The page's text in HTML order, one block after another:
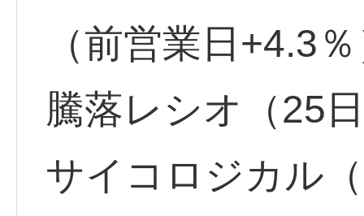
（前営業日+4.3
騰落レシオ（25
サイコロジカル